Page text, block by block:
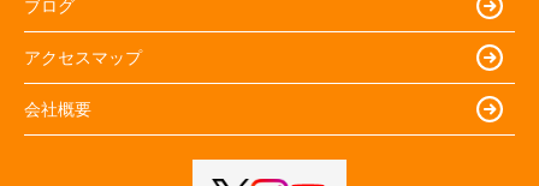
ブログ
アクセスマップ
会社概要